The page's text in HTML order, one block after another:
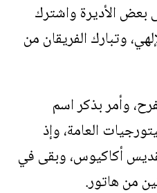
بعض الأديرة واشترك
وتبارك الفريقان من
وأمر بذكر اسم
العامة، وإذ
أكاكيوس، وبقى في
من هاتور.